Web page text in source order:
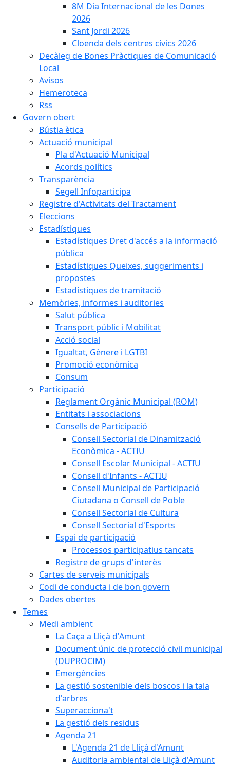
8M Dia Internacional de les Dones
2026
Sant Jordi 2026
Cloenda dels centres cívics 2026
Decàleg de Bones Pràctiques de Comunicació
Local
Avisos
Hemeroteca
Rss
Govern obert
Bústia ètica
Actuació municipal
Pla d'Actuació Municipal
Acords polítics
Transparència
Segell Infoparticipa
Registre d'Activitats del Tractament
Eleccions
Estadístiques
Estadístiques Dret d'accés a la informació
pública
Estadístiques Queixes, suggeriments i
propostes
Estadístiques de tramitació
Memòries, informes i auditories
Salut pública
Transport públic i Mobilitat
Acció social
Igualtat, Gènere i LGTBI
Promoció econòmica
Consum
Participació
Reglament Orgànic Municipal (ROM)
Entitats i associacions
Consells de Participació
Consell Sectorial de Dinamització
Econòmica - ACTIU
Consell Escolar Municipal - ACTIU
Consell d'Infants - ACTIU
Consell Municipal de Participació
Ciutadana o Consell de Poble
Consell Sectorial de Cultura
Consell Sectorial d'Esports
Espai de participació
Processos participatius tancats
Registre de grups d'interès
Cartes de serveis municipals
Codi de conducta i de bon govern
Dades obertes
Temes
Medi ambient
La Caça a Lliçà d'Amunt
Document únic de protecció civil municipal
(DUPROCIM)
Emergències
La gestió sostenible dels boscos i la tala
d'arbres
Superacciona't
La gestió dels residus
Agenda 21
L'Agenda 21 de Lliçà d'Amunt
Auditoria ambiental de Lliçà d'Amunt